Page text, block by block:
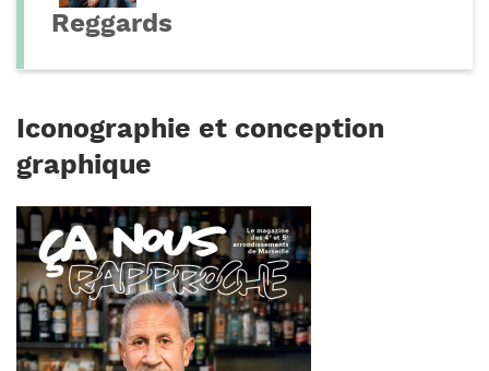
Reggards
Iconographie et conception
graphique